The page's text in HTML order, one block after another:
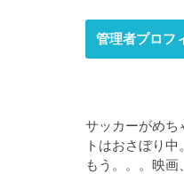
管理者プロフ
サッカーがめち
トはおさぼり
もう。。。映